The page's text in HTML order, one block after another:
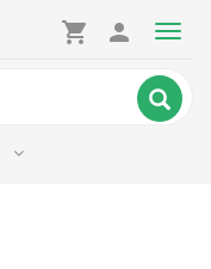
shopping_cart person